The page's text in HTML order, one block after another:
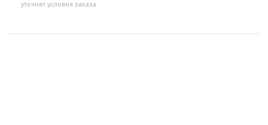
уточнят условия заказа